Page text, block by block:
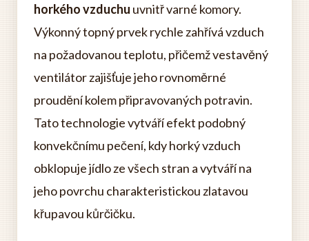
horkého vzduchu uvnitř varné komory.
Výkonný topný prvek rychle zahřívá vzduch
na požadovanou teplotu, přičemž vestavěný
ventilátor zajišťuje jeho rovnoměrné
proudění kolem připravovaných potravin.
Tato technologie vytváří efekt podobný
konvekčnímu pečení, kdy horký vzduch
obklopuje jídlo ze všech stran a vytváří na
jeho povrchu charakteristickou zlatavou
křupavou kůrčičku.